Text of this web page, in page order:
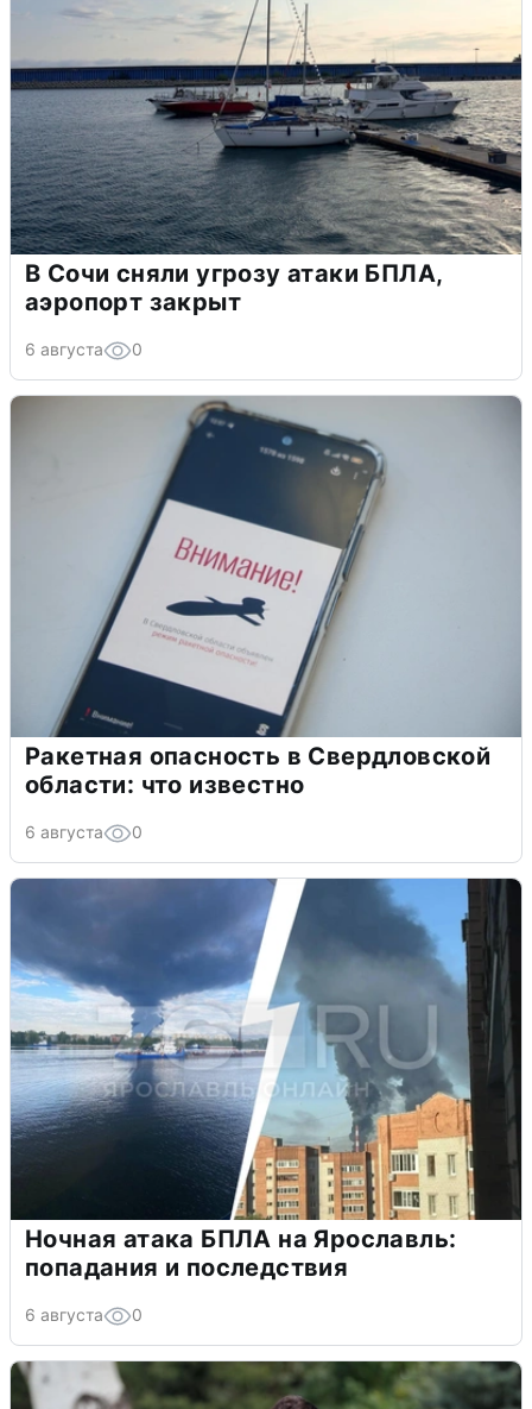
В Сочи сняли угрозу атаки БПЛА,
аэропорт закрыт
6 августа 0
Ракетная опасность в Свердловской
области: что известно
6 августа 0
Ночная атака БПЛА на Ярославль:
попадания и последствия
6 августа 0